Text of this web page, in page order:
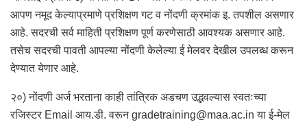
आपण नमूद केल्याप्रमाणे प्रशिक्षण गट व नोंदणी क्रमांक इ. तपशील असणार
आहे. सदरची सर्व माहिती प्रशिक्षण पूर्ण करणेसाठी आवश्यक असणार आहे.
तसेच सदरची पावती आपल्या नोंदणी केलेल्या ई मेलवर देखील उपलब्ध करून
देण्यात येणार आहे.
२०) नोंदणी अर्ज भरताना काही तांत्रिक अडचण उद्भवल्यास स्वतःच्या
रजिस्टर Email आय.डी. वरून gradetraining@maa.ac.in या ई-मेल